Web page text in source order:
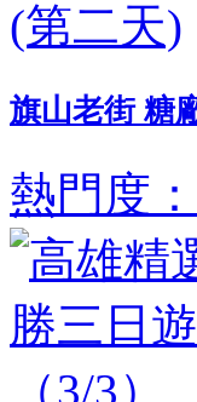
旗山老街 糖
熱門度